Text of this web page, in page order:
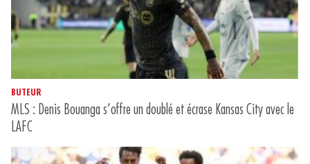
BUTEUR
MLS : Denis Bouanga s’offre un doublé et écrase Kansas City avec le
LAFC